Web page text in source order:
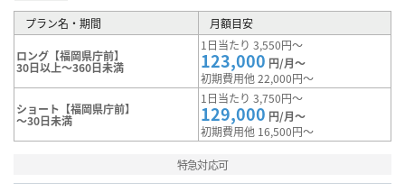
プラン名・期間 月額目安
ロング【福岡県庁前】
30日以上～360日未満
1日当たり 3,550円～
123,000 円/月～
初期費用他 22,000円～
ショート【福岡県庁前】
～30日未満
1日当たり 3,750円～
129,000 円/月～
初期費用他 16,500円～
特急対応可